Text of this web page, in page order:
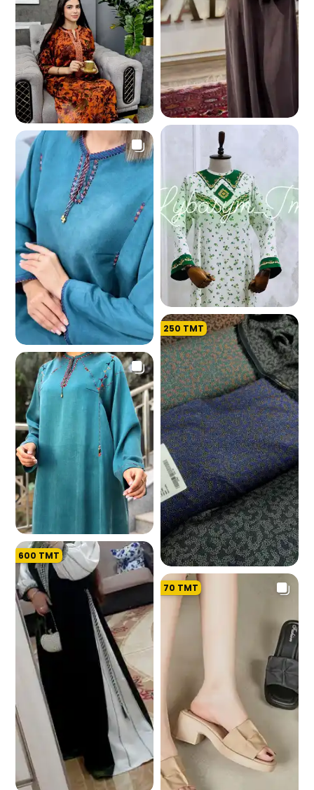
895
1.0 K
8.7 K
1.1 K
250 TMT
926
600 TMT
70 TMT